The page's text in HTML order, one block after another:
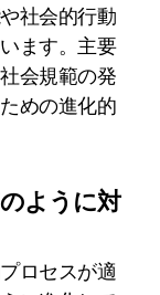
社会的行動
ます。主要
会規範の発
めの進化的
ように対
ロセスが適